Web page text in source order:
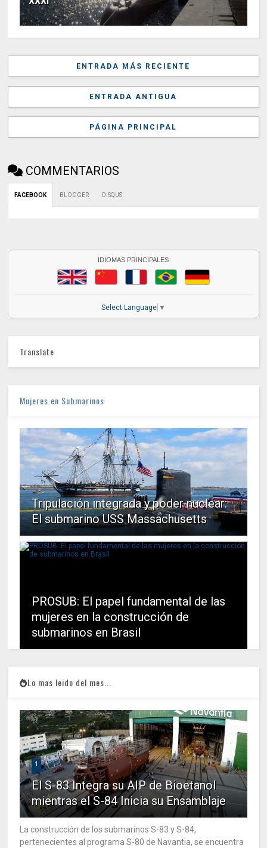
ENTRADA MÁS RECIENTE
ENTRADA ANTIGUA
PÁGINA PRINCIPAL
COMMENTARIOS
FACEBOOK BLOGGER DISQUS
IDIOMAS PRINCIPALES
Select Language ▼
Translate
Mujeres en Submarinos
Tripulación integrada y poder nuclear:
El submarino USS Massachusetts
PROSUB: El papel fundamental de las
mujeres en la construcción de
submarinos en Brasil
Lo mas leido del mes...
1
El S-83 Integra su AIP de Bioetanol
mientras el S-84 Inicia su Ensamblaje
La construcción de los submarinos S-83 y S-84,
pertenecientes al programa S-80 de Navantia, se encuentra